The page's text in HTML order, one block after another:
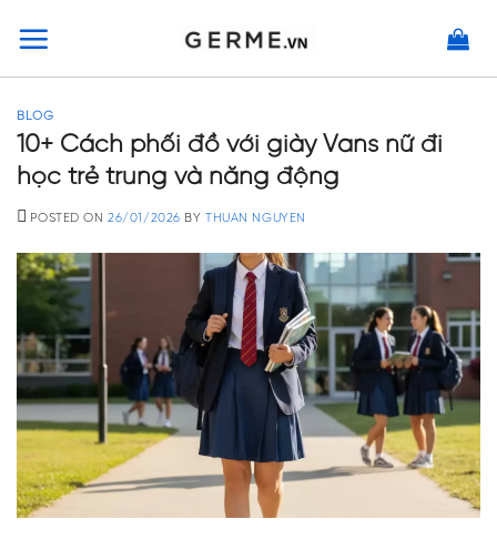
BLOG
10+ Cách phối đồ với giày Vans nữ đi
học trẻ trung và năng động
POSTED ON26/01/2026 BYTHUAN NGUYEN